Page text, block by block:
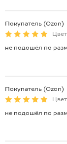
Покупатель (Ozon)
не подошёл по
Покупатель (Ozon)
не подошёл по